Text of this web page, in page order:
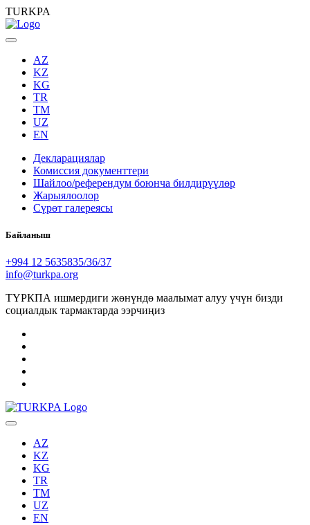
TURKPA
AZ
KZ
KG
TR
TM
UZ
EN
Декларациялар
Комиссия документтери
Шайлоо/референдум боюнча билдирүүлөр
Жарыялоолор
Сүрөт галереясы
Байланыш
+994 12 5635835/36/37
info@turkpa.org
ТҮРКПА ишмердиги жөнүндө маалымат алуу үчүн бизди
социалдык тармактарда ээрчиңиз
AZ
KZ
KG
TR
TM
UZ
EN